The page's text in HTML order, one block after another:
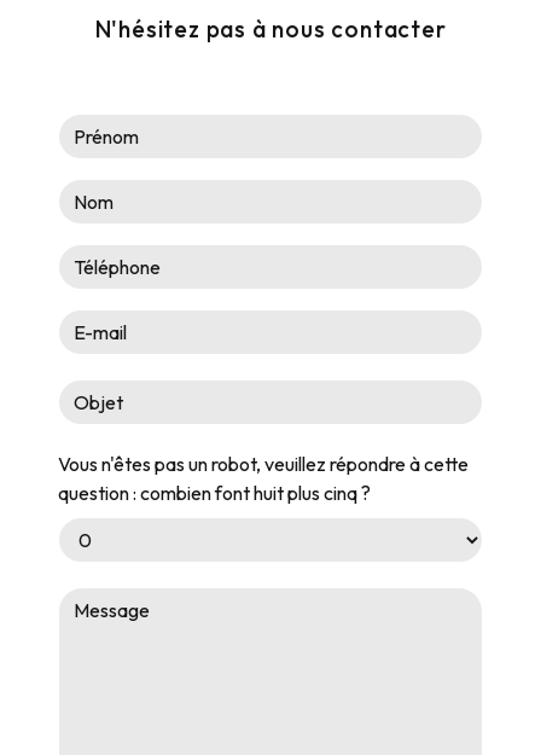
N'hésitez pas à nous contacter
Vous n'êtes pas un robot, veuillez répondre à cette
question : combien font huit plus cinq ?